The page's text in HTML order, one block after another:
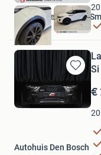
Favorieten
Vakgarage Vlaar en
De Goorn
Bewaren
in
Mijn
Favorieten
€
Autohuis Den Bosch